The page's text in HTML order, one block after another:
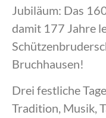
Jubiläum: Das
damit 177 Jahre
Bruchhausen!
Drei festliche
Tradition, Musik,